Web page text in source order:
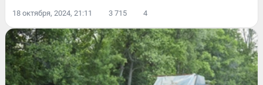
18 октября, 2024, 21:11 3 715 4